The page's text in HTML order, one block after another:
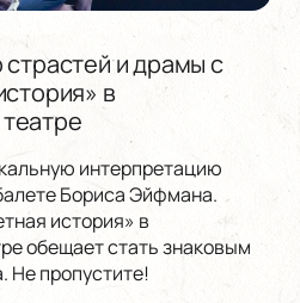
и драмы с
в
интерпретацию
Бориса Эйфмана.
история» в
обещает стать знаковым
Не пропустите!